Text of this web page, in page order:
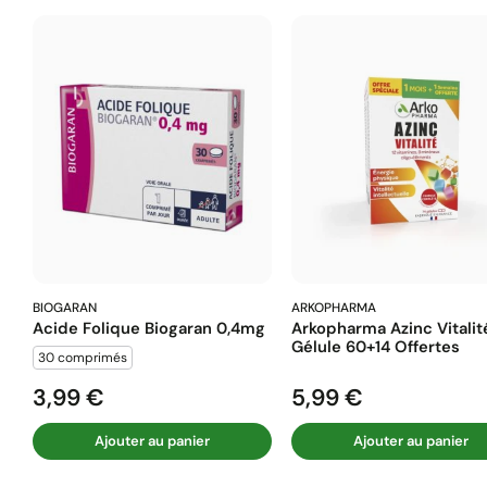
BIOGARAN
Acide Folique Biogaran 0,4mg
30 comprimés
Prix
3,99 €
Ajouter au panier
ARKOPHARMA
Arkopharma Azinc
Gélule 60+14 Offertes
Prix
5,99 €
Ajouter au panier